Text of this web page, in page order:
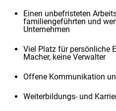
Einen unbefristeten
familiengeführten und
Unternehmen
Viel Platz für persönliche
Macher, keine Verwalter
Offene Kommunikation
Weiterbildungs- und